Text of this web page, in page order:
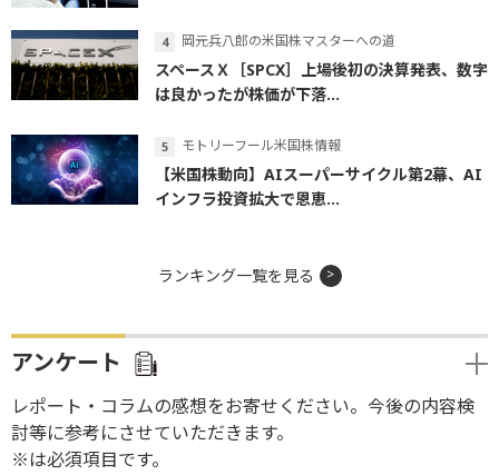
岡元兵八郎の米国株マスターへの道
スペースＸ［SPCX］上場後初の決算発表、数字
は良かったが株価が下落...
モトリーフール米国株情報
【米国株動向】AIスーパーサイクル第2幕、AI
インフラ投資拡大で恩恵...
ランキング一覧を見る
アンケート
レポート・コラムの感想をお寄せください。今後の内容検
討等に参考にさせていただきます。
※は必須項目です。